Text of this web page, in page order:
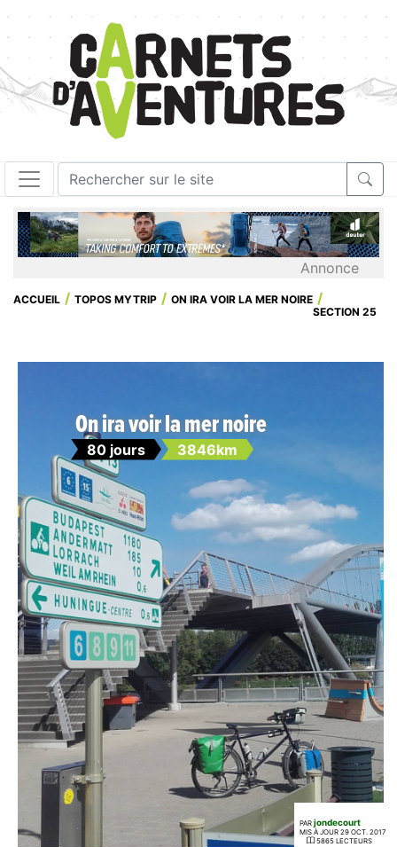
Annonce
ACCUEIL TOPOS MYTRIP
ON IRA VOIR LA MER NOIRE
SECTION 25
On ira voir la mer noire
80 jours 3846km
PAR jondecourt
MIS À JOUR 29 OCT. 2017
5865 LECTEURS